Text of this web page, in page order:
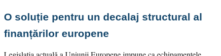
O soluție pentru un decalaj structural al
finanțărilor europene